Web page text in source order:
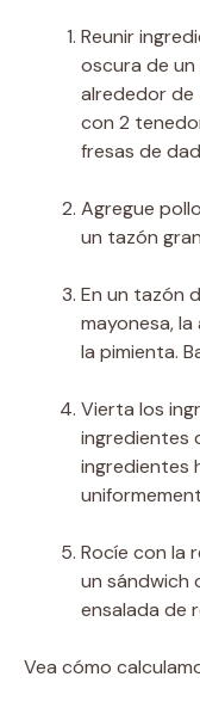
Reunir
oscura de
alrededor de
con 2
fresas de
Agregue
un tazón
En un tazón
mayonesa,
la pimienta.
Vierta los
ingredientes
ingredientes
Rocíe con la
un sándwich
ensalada de
Vea cómo